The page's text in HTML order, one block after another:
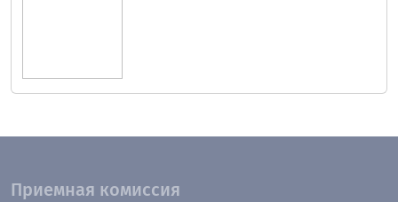
Приемная комиссия